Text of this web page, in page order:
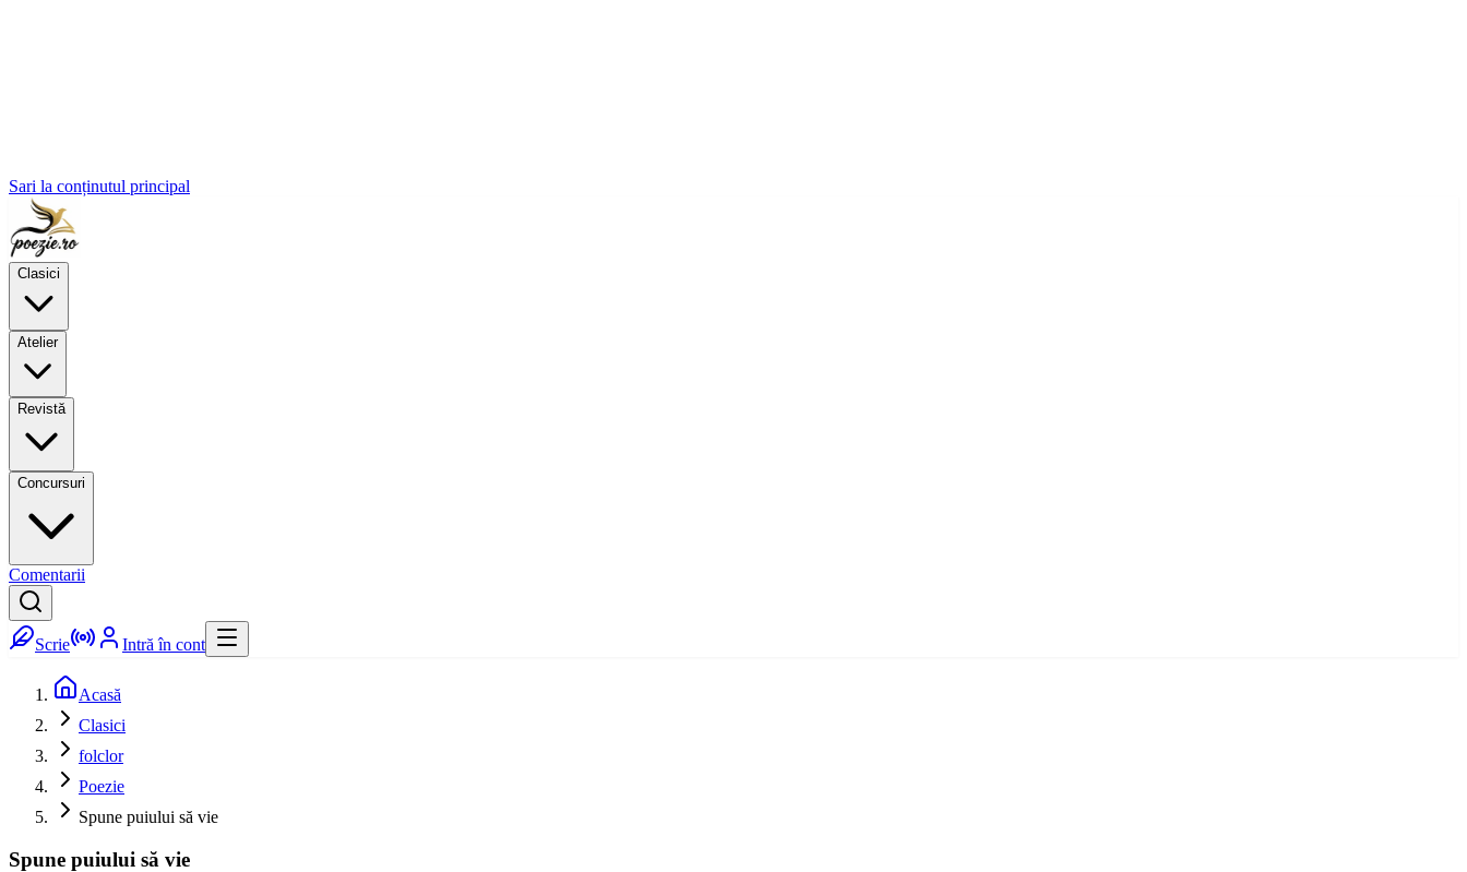
Sari la conținutul principal
Clasici
Atelier
Revistă
Concursuri
Comentarii
Scrie Intră în cont
Acasă
Clasici
folclor
Poezie
Spune puiului să vie
Spune puiului să vie